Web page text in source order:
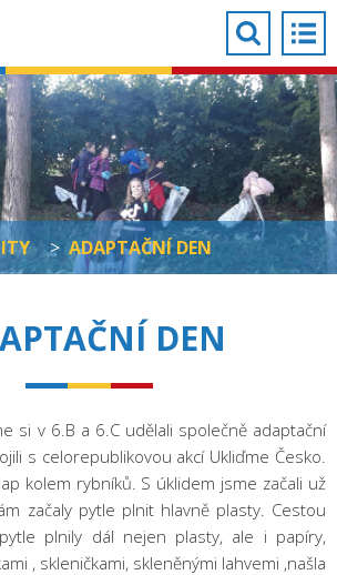
> ADAPTAČNÍ DEN
DEN
si v 6.B a 6.C udělali společně adaptační
s celorepublikovou akcí Ukliďme Česko.
kolem rybníků. S úklidem jsme začali už
začaly pytle plnit hlavně plasty. Cestou
plnily dál nejen plasty, ale i papíry,
, skleničkami, skleněnými lahvemi ,našla